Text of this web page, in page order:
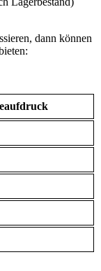
dann können